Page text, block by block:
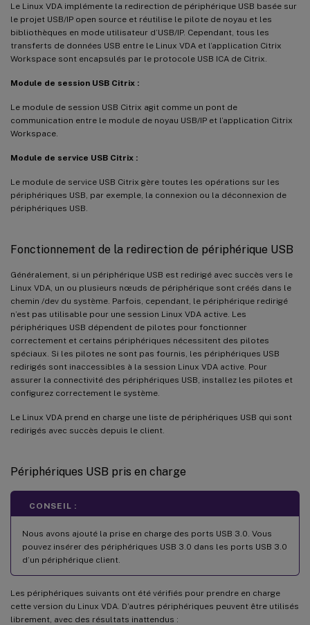
Le Linux VDA implémente la redirection de périphérique USB basée sur
le projet USB/IP open source et réutilise le pilote de noyau et les
bibliothèques en mode utilisateur d’USB/IP. Cependant, tous les
transferts de données USB entre le Linux VDA et l’application Citrix
Workspace sont encapsulés par le protocole USB ICA de Citrix.
Module de session USB Citrix :
Le module de session USB Citrix agit comme un pont de
communication entre le module de noyau USB/IP et l’application Citrix
Workspace.
Module de service USB Citrix :
Le module de service USB Citrix gère toutes les opérations sur les
périphériques USB, par exemple, la connexion ou la déconnexion de
périphériques USB.
Fonctionnement de la redirection de périphérique USB
Généralement, si un périphérique USB est redirigé avec succès vers le
Linux VDA, un ou plusieurs nœuds de périphérique sont créés dans le
chemin /dev du système. Parfois, cependant, le périphérique redirigé
n’est pas utilisable pour une session Linux VDA active. Les
périphériques USB dépendent de pilotes pour fonctionner
correctement et certains périphériques nécessitent des pilotes
spéciaux. Si les pilotes ne sont pas fournis, les périphériques USB
redirigés sont inaccessibles à la session Linux VDA active. Pour
assurer la connectivité des périphériques USB, installez les pilotes et
configurez correctement le système.
Le Linux VDA prend en charge une liste de périphériques USB qui sont
redirigés avec succès depuis le client.
Périphériques USB pris en charge
CONSEIL :
Nous avons ajouté la prise en charge des ports USB 3.0. Vous
pouvez insérer des périphériques USB 3.0 dans les ports USB 3.0
d’un périphérique client.
Les périphériques suivants ont été vérifiés pour prendre en charge
cette version du Linux VDA. D’autres périphériques peuvent être utilisés
librement, avec des résultats inattendus :